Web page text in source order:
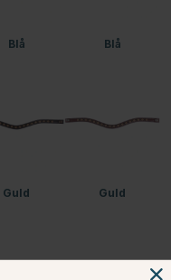
Blå Blå
Guld Guld